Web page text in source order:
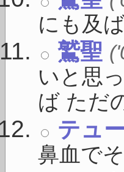
にも及
鷲聖
いと思
ば ただ
テュ
鼻血で